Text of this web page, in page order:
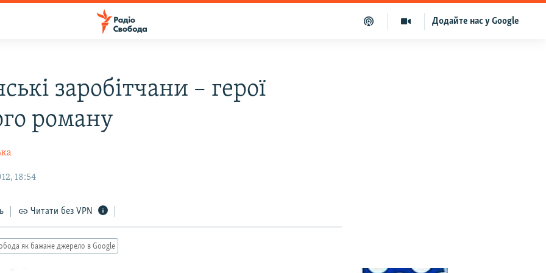
Додайте нас у Google
заробітчани – герої
роману
18:54
Читати без VPN
як бажане джерело в Google